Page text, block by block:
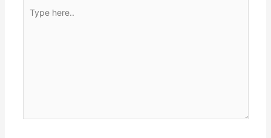
here..